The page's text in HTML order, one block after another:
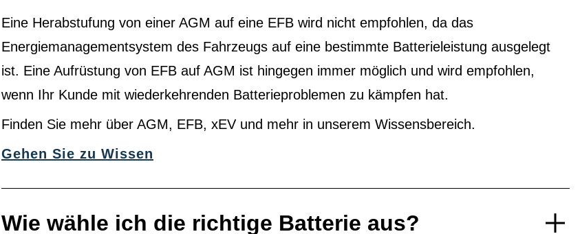
Eine Herabstufung von einer AGM auf eine EFB wird nicht empfohlen, da das
Energiemanagementsystem des Fahrzeugs auf eine bestimmte Batterieleistung ausgelegt
ist. Eine Aufrüstung von EFB auf AGM ist hingegen immer möglich und wird empfohlen,
wenn Ihr Kunde mit wiederkehrenden Batterieproblemen zu kämpfen hat.
Finden Sie mehr über AGM, EFB, xEV und mehr in unserem Wissensbereich.
Gehen Sie zu Wissen
Wie wähle ich die richtige Batterie aus?